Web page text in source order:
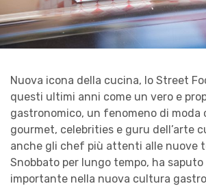
Nuova icona della cucina, lo Street
questi ultimi anni come un vero e
gastronomico, un fenomeno di
gourmet, celebrities e guru dell’arte
anche gli chef più attenti alle nuove
Snobbato per lungo tempo, ha
importante nella nuova cultura